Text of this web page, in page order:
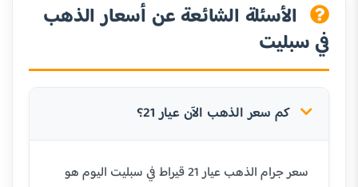
الأسئلة الشائعة عن أسعار الذهب
في سبليت
كم سعر الذهب الآن عيار 21؟
سعر جرام الذهب عيار 21 قيراط في سبليت اليوم هو